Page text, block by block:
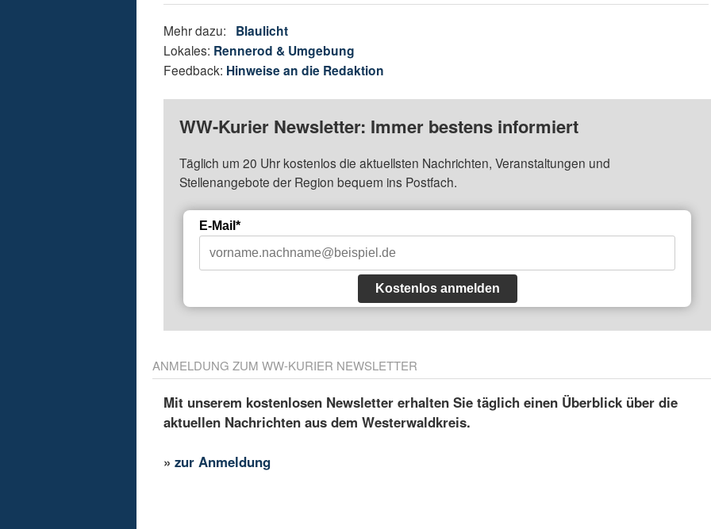
Mehr dazu: Blaulicht
Lokales: Rennerod & Umgebung
Feedback: Hinweise an die Redaktion
WW-Kurier Newsletter: Immer bestens informiert
Täglich um 20 Uhr kostenlos die aktuellsten Nachrichten, Veranstaltungen und
Stellenangebote der Region bequem ins Postfach.
E-Mail*
Kostenlos anmelden
ANMELDUNG ZUM WW-KURIER NEWSLETTER
Mit unserem kostenlosen Newsletter erhalten Sie täglich einen Überblick über die
aktuellen Nachrichten aus dem Westerwaldkreis.
»zur Anmeldung